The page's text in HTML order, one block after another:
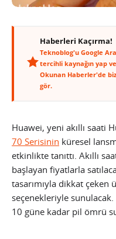
Haberleri Kaçırma!
Teknoblog'u Google
tercihli kaynağın yap
Okunan Haberler'de
gör.
Huawei, yeni akıllı saati
70 Serisinin küresel
etkinlikte tanıttı. Akıllı
başlayan fiyatlarla
tasarımıyla dikkat çeken
seçenekleriyle
10 güne kadar pil ömrü